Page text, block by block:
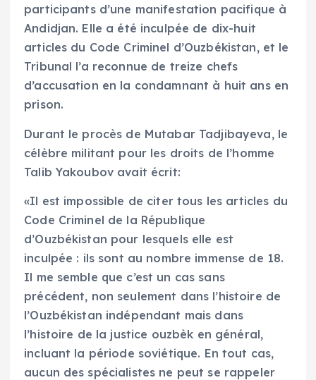
participants d’une manifestation pacifique à
Andidjan. Elle a été inculpée de dix-huit
articles du Code Criminel d’Ouzbékistan, et le
Tribunal l’a reconnue de treize chefs
d’accusation en la condamnant à huit ans en
prison.
Durant le procès de Mutabar Tadjibayeva, le
célèbre militant pour les droits de l’homme
Talib Yakoubov avait écrit:
«Il est impossible de citer tous les articles du
Code Criminel de la République
d’Ouzbékistan pour lesquels elle est
inculpée : ils sont au nombre immense de 18.
Il me semble que c’est un cas sans
précédent, non seulement dans l’histoire de
l’Ouzbékistan indépendant mais dans
l’histoire de la justice ouzbèk en général,
incluant la période soviétique. En tout cas,
aucun des spécialistes ne peut se rappeler